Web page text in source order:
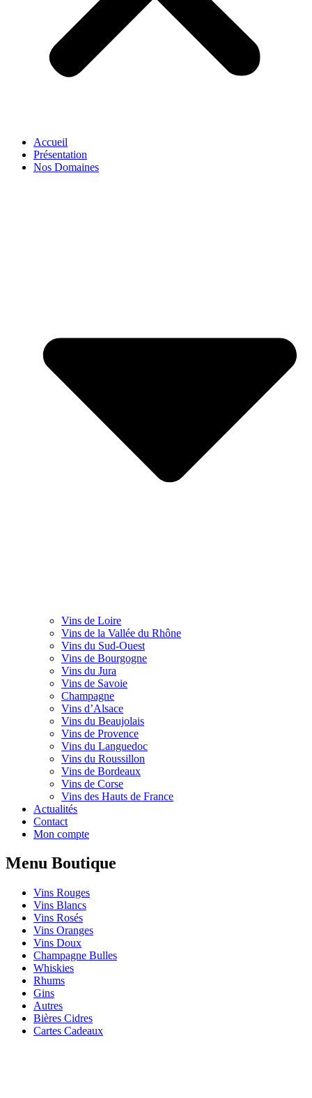
Accueil
Présentation
Nos Domaines
Vins de Loire
Vins de la Vallée du Rhône
Vins du Sud-Ouest
Vins de Bourgogne
Vins du Jura
Vins de Savoie
Champagne
Vins d’Alsace
Vins du Beaujolais
Vins de Provence
Vins du Languedoc
Vins du Roussillon
Vins de Bordeaux
Vins de Corse
Vins des Hauts de France
Actualités
Contact
Mon compte
Menu Boutique
Vins Rouges
Vins Blancs
Vins Rosés
Vins Oranges
Vins Doux
Champagne Bulles
Whiskies
Rhums
Gins
Autres
Bières Cidres
Cartes Cadeaux